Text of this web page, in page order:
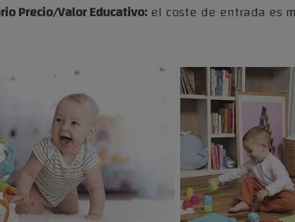
Precio/Valor Educativo:el coste de entrada es